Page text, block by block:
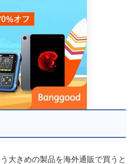
大きめの製品を海外通販で買うと